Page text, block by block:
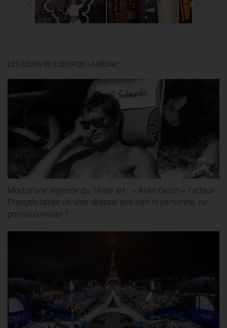
LES COUPS DE COEUR DE LA RÉDAC’
Mort d’une légende du 7ème art : « Alain Delon » l’acteur
Français laisse un vide abyssal que rien ni personne, ne
pourra combler !!